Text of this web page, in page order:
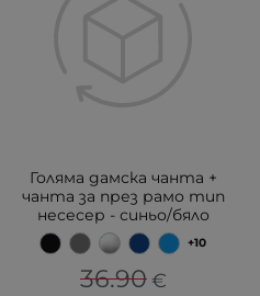
Голяма дамска чанта +
чанта за през рамо тип
несесер - синьо/бяло
+10
36.90 €